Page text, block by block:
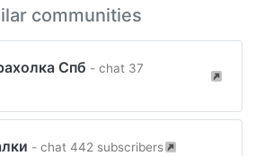
communities
Спб - chat 37
- chat 442 subscribers